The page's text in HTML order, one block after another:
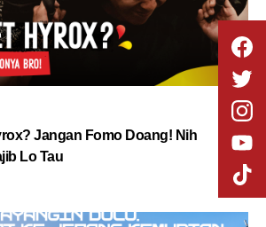
Jangan Fomo Doang! Nih
Lo Tau